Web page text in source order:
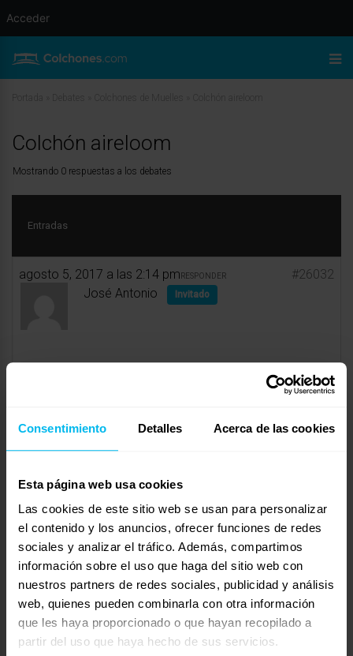
Consentimiento Detalles Acerca de las cookies
Esta página web usa cookies
Las cookies de este sitio web se usan para personalizar
el contenido y los anuncios, ofrecer funciones de redes
sociales y analizar el tráfico. Además, compartimos
información sobre el uso que haga del sitio web con
nuestros partners de redes sociales, publicidad y análisis
web, quienes pueden combinarla con otra información
que les haya proporcionado o que hayan recopilado a
partir del uso que haya hecho de sus servicios.
Colchón aireloom
Mostrando 0 respuestas a los debates
Entradas
agosto 5, 2017 a las 2:14 pm #26032
RESPONDER
José Antonio Invitado
Buenas tardes estaba interesado en un colchón de 150×190 de
mismo y si retiran el viejo gracias.
Tu información:
Correo electrónico (no se publicará) (obligatorio):
Web:
Acceder